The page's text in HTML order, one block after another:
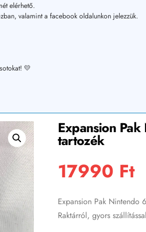
elérhető.
valamint a facebook oldalunkon jelezzük.
💛
Expansion
tartozék
17990 Ft
Expansion Pak Nintendo
Raktárról, gyors